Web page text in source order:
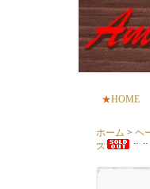
★HOME
ホーム > ヘ
ス